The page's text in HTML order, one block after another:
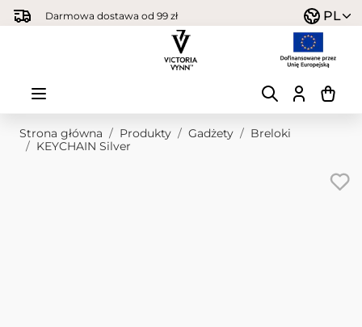
Przejdź do treści
Darmowa dostawa od 99 zł PL
Strona główna / Produkty / Gadżety / Breloki
/ KEYCHAIN Silver